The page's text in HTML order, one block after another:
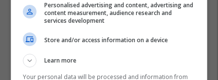
Personalised advertising and content, advertising and
content measurement, audience research and
services development
Store and/or access information on a device
Learn more
Your personal data will be processed and information from